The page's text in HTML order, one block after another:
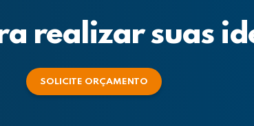
realizar suas
SOLICITE ORÇAMENTO